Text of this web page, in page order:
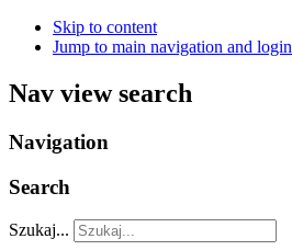
Skip to content
Jump to main navigation and login
Nav view search
Navigation
Search
Szukaj...